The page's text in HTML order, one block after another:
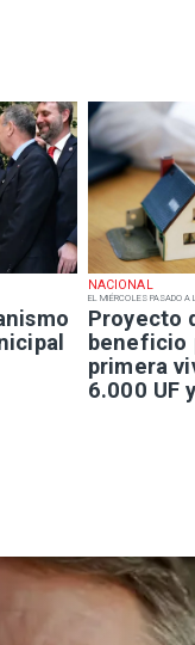
NACIONAL
EL MIÉRCOLES PASADO
Proyecto
beneficio
primera
6.000 UF